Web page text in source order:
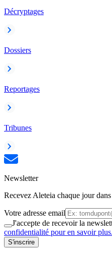
Décryptages
Dossiers
Reportages
Tribunes
Newsletter
Recevez Aleteia chaque jour
Votre adresse email
J'accepte de recevoir la
confidentialité pour en savoir plus.
S'inscrire